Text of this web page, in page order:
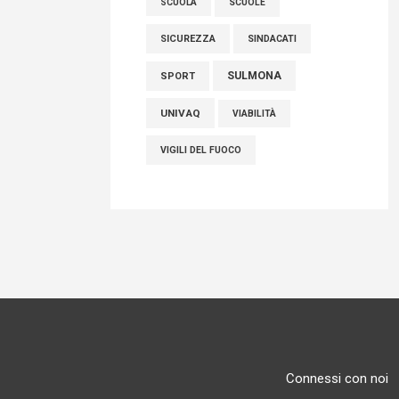
SCUOLA
SICUREZZA SINDACATI
SPORT SULMONA
UNIVAQ VIABILITÀ
VIGILI DEL FUOCO
Connessi con noi